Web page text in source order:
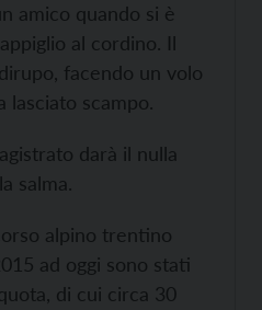
amico quando si è
al cordino. Il
facendo un volo
lasciato scampo.
darà il nulla
salma.
alpino trentino
ad oggi sono stati
di cui circa 30